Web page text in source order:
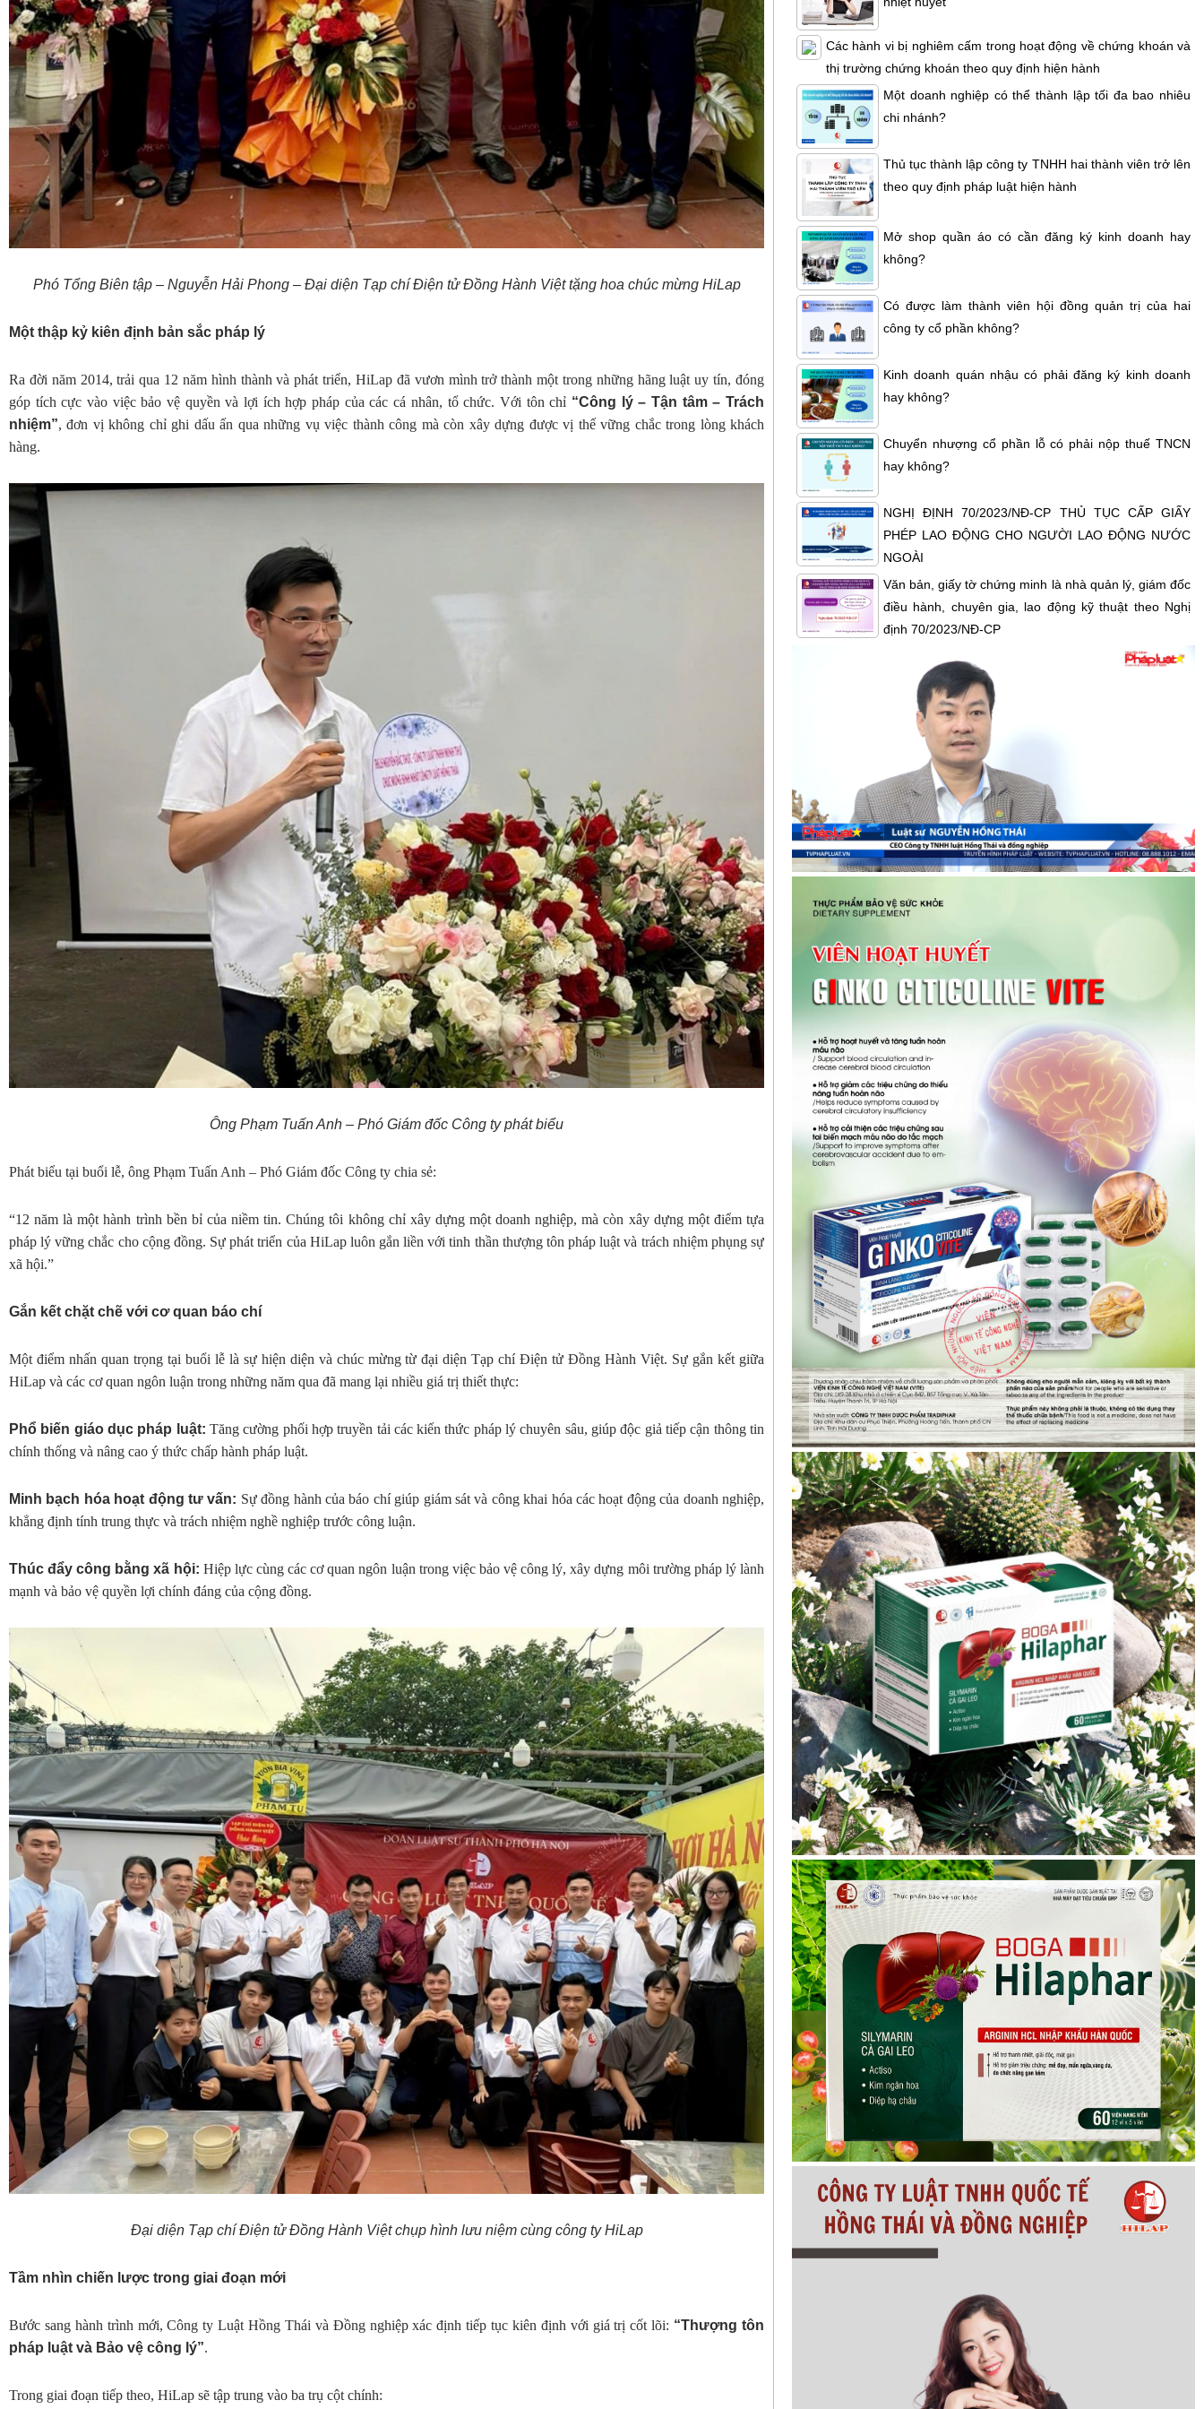
Phó Tổng Biên tập – Nguyễn Hải Phong – Đại diện Tạp chí Điện tử Đồng Hành Việt tặng hoa chúc mừng HiLap
Một thập kỷ kiên định bản sắc pháp lý
Ra đời năm 2014, trải qua 12 năm hình thành và phát triển, HiLap đã vươn mình trở thành một trong những hãng luật uy tín, đóng
góp tích cực vào việc bảo vệ quyền và lợi ích hợp pháp của các cá nhân, tổ chức. Với tôn chỉ “Công lý – Tận tâm – Trách
nhiệm”, đơn vị không chỉ ghi dấu ấn qua những vụ việc thành công mà còn xây dựng được vị thế vững chắc trong lòng khách
hàng.
Ông Phạm Tuấn Anh – Phó Giám đốc Công ty phát biểu
Phát biểu tại buổi lễ, ông Phạm Tuấn Anh – Phó Giám đốc Công ty chia sẻ:
“12 năm là một hành trình bền bỉ của niềm tin. Chúng tôi không chỉ xây dựng một doanh nghiệp, mà còn xây dựng một điểm tựa
pháp lý vững chắc cho cộng đồng. Sự phát triển của HiLap luôn gắn liền với tinh thần thượng tôn pháp luật và trách nhiệm phụng sự
xã hội.”
Gắn kết chặt chẽ với cơ quan báo chí
Một điểm nhấn quan trọng tại buổi lễ là sự hiện diện và chúc mừng từ đại diện Tạp chí Điện tử Đồng Hành Việt. Sự gắn kết giữa
HiLap và các cơ quan ngôn luận trong những năm qua đã mang lại nhiều giá trị thiết thực:
Phổ biến giáo dục pháp luật: Tăng cường phối hợp truyền tải các kiến thức pháp lý chuyên sâu, giúp độc giả tiếp cận thông tin
chính thống và nâng cao ý thức chấp hành pháp luật.
Minh bạch hóa hoạt động tư vấn: Sự đồng hành của báo chí giúp giám sát và công khai hóa các hoạt động của doanh nghiệp,
khẳng định tính trung thực và trách nhiệm nghề nghiệp trước công luận.
Thúc đẩy công bằng xã hội: Hiệp lực cùng các cơ quan ngôn luận trong việc bảo vệ công lý, xây dựng môi trường pháp lý lành
mạnh và bảo vệ quyền lợi chính đáng của cộng đồng.
Đại diện Tạp chí Điện tử Đồng Hành Việt chụp hình lưu niệm cùng công ty HiLap
Tầm nhìn chiến lược trong giai đoạn mới
Bước sang hành trình mới, Công ty Luật Hồng Thái và Đồng nghiệp xác định tiếp tục kiên định với giá trị cốt lõi: “Thượng tôn
pháp luật và Bảo vệ công lý”.
Trong giai đoạn tiếp theo, HiLap sẽ tập trung vào ba trụ cột chính:
Các hành vi bị nghiêm cấm trong hoạt động về chứng khoán và
thị trường chứng khoán theo quy định hiện hành
Một doanh nghiệp có thể thành lập tối đa bao nhiêu
chi nhánh?
Thủ tục thành lập công ty TNHH hai thành viên trở lên
theo quy định pháp luật hiện hành
Mở shop quần áo có cần đăng ký kinh doanh hay
không?
Có được làm thành viên hội đồng quản trị của hai
công ty cổ phần không?
Kinh doanh quán nhậu có phải đăng ký kinh doanh
hay không?
Chuyển nhượng cổ phần lỗ có phải nộp thuế TNCN
hay không?
NGHỊ ĐỊNH 70/2023/NĐ-CP THỦ TỤC CẤP GIẤY
PHÉP LAO ĐỘNG CHO NGƯỜI LAO ĐỘNG NƯỚC
NGOÀI
Văn bản, giấy tờ chứng minh là nhà quản lý, giám đốc
điều hành, chuyên gia, lao động kỹ thuật theo Nghị
định 70/2023/NĐ-CP